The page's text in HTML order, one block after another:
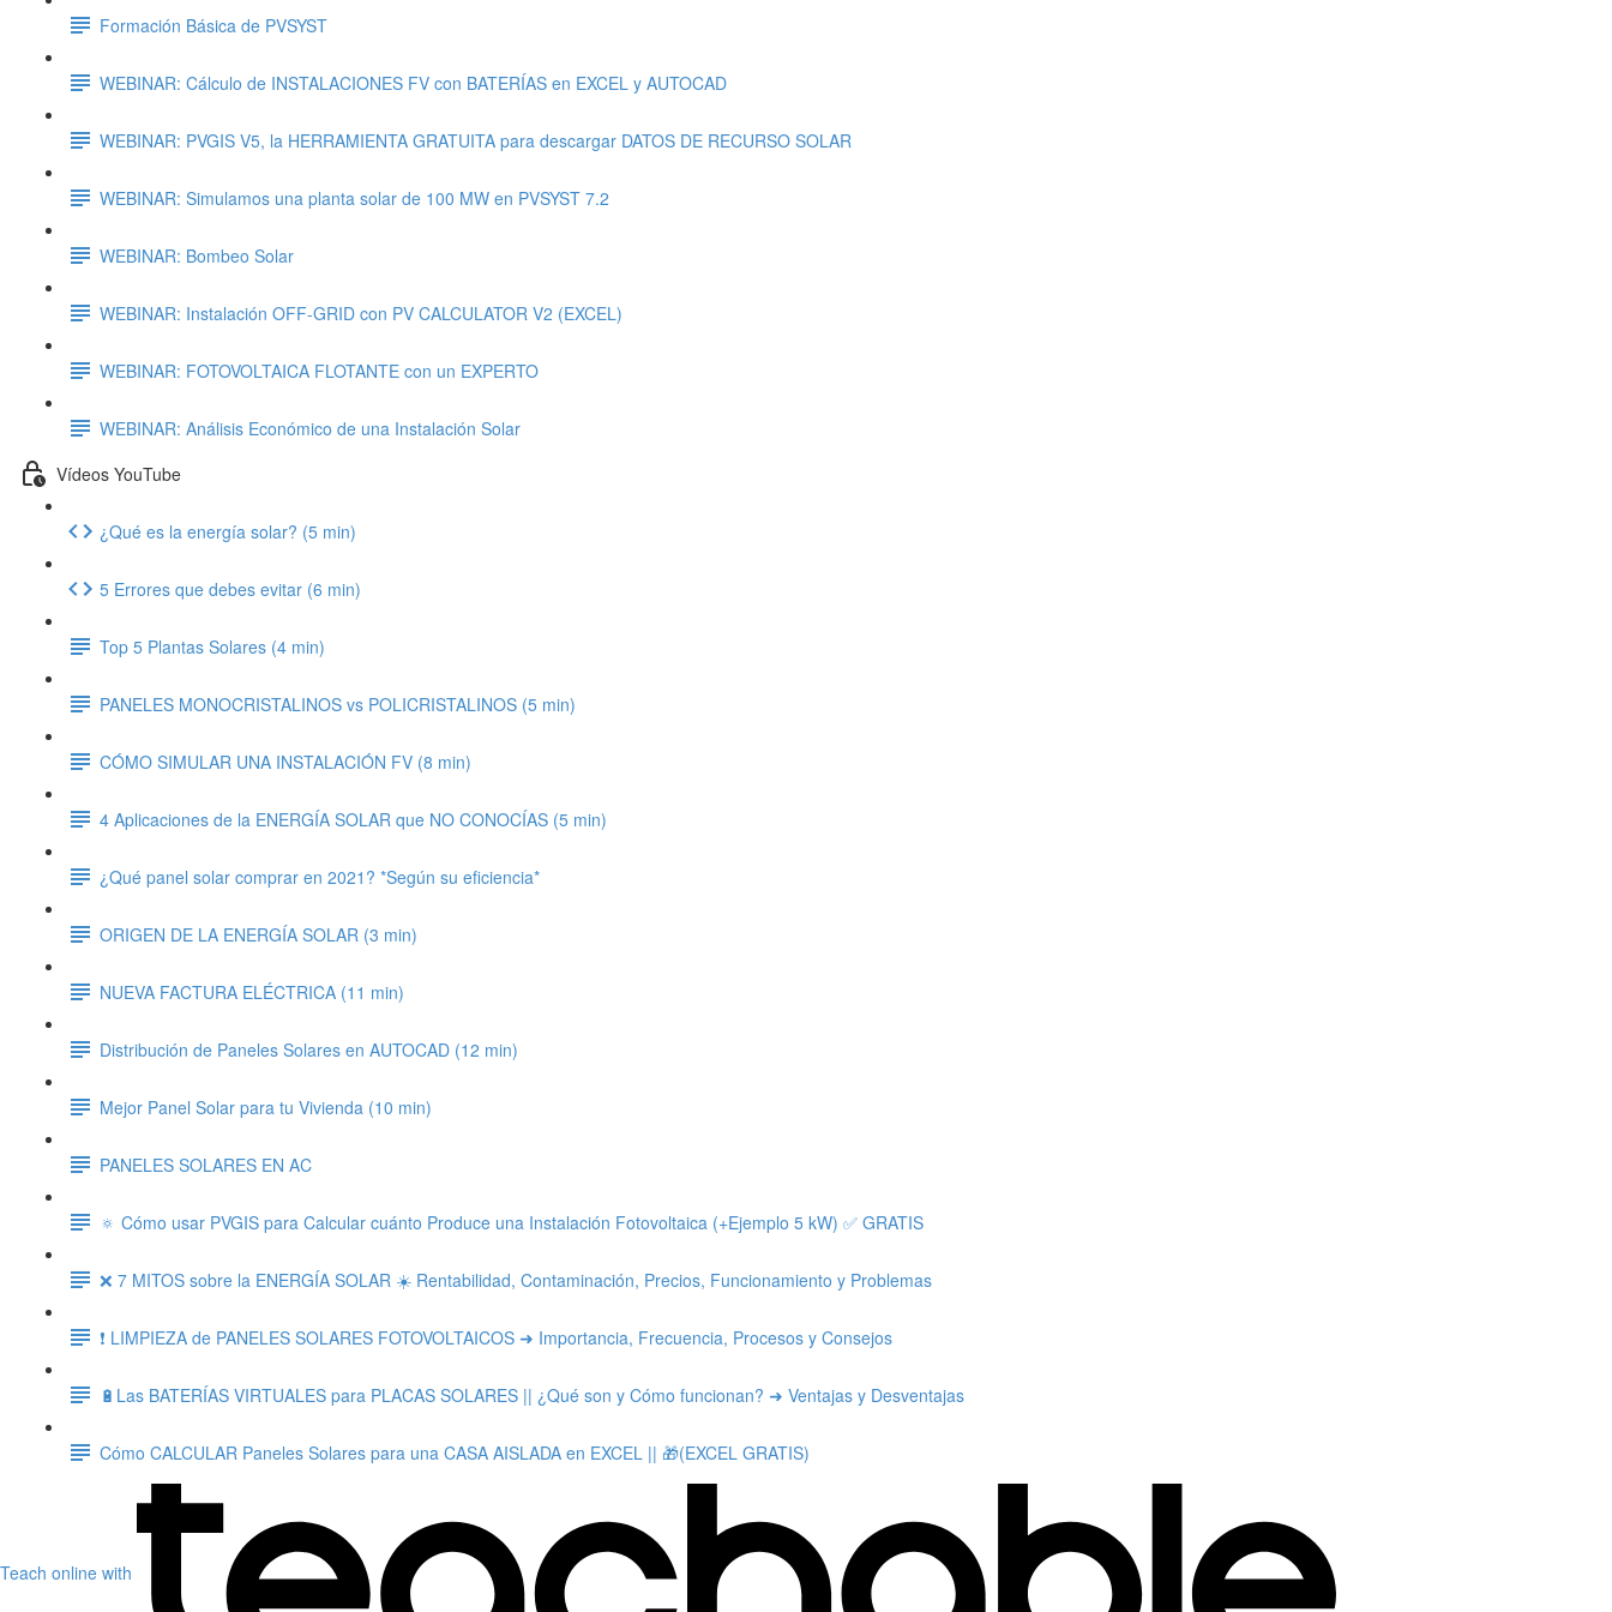
Formación Básica de PVSYST
WEBINAR: Cálculo de INSTALACIONES FV con BATERÍAS en EXCEL y AUTOCAD
WEBINAR: PVGIS V5, la HERRAMIENTA GRATUITA para descargar DATOS DE RECURSO SOLAR
WEBINAR: Simulamos una planta solar de 100 MW en PVSYST 7.2
WEBINAR: Bombeo Solar
WEBINAR: Instalación OFF-GRID con PV CALCULATOR V2 (EXCEL)
WEBINAR: FOTOVOLTAICA FLOTANTE con un EXPERTO
WEBINAR: Análisis Económico de una Instalación Solar
Vídeos YouTube
¿Qué es la energía solar? (5 min)
5 Errores que debes evitar (6 min)
Top 5 Plantas Solares (4 min)
PANELES MONOCRISTALINOS vs POLICRISTALINOS (5 min)
CÓMO SIMULAR UNA INSTALACIÓN FV (8 min)
4 Aplicaciones de la ENERGÍA SOLAR que NO CONOCÍAS (5 min)
¿Qué panel solar comprar en 2021? *Según su eficiencia*
ORIGEN DE LA ENERGÍA SOLAR (3 min)
NUEVA FACTURA ELÉCTRICA (11 min)
Distribución de Paneles Solares en AUTOCAD (12 min)
Mejor Panel Solar para tu Vivienda (10 min)
PANELES SOLARES EN AC
🔅 Cómo usar PVGIS para Calcular cuánto Produce una Instalación Fotovoltaica (+Ejemplo 5 kW) ✅ GRATIS
❌ 7 MITOS sobre la ENERGÍA SOLAR ☀️ Rentabilidad, Contaminación, Precios, Funcionamiento y Problemas
❗ LIMPIEZA de PANELES SOLARES FOTOVOLTAICOS ➜ Importancia, Frecuencia, Procesos y Consejos
🔋Las BATERÍAS VIRTUALES para PLACAS SOLARES || ¿Qué son y Cómo funcionan? ➜ Ventajas y Desventajas
Cómo CALCULAR Paneles Solares para una CASA AISLADA en EXCEL || 🎁(EXCEL GRATIS)
Teach online with